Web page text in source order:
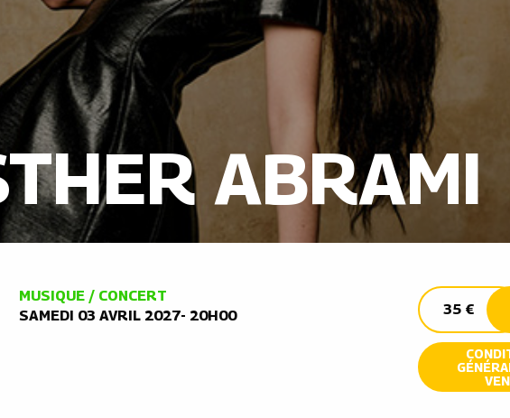
ABRAMI
MUSIQUE / CONCERT
SAMEDI 03 AVRIL 2027- 20H00
35 €